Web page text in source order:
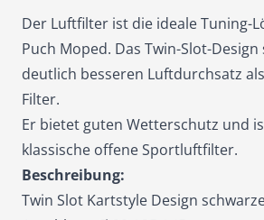
Der Luftfilter ist die ideale Tuning-
Puch Moped. Das Twin-Slot-
deutlich besseren Luftdurchsatz
Filter.
Er bietet guten Wetterschutz und
klassische offene Sportluftfilter.
Beschreibung:
Twin Slot Kartstyle Design